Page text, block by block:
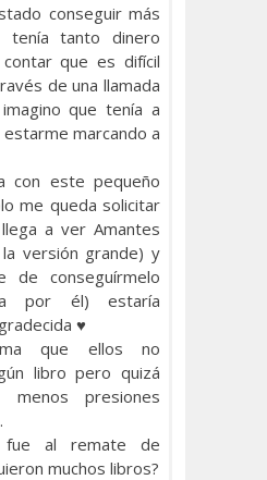
conseguir más
tenía tanto dinero
que es difícil
de una llamada
que tenía a
marcando a
con este pequeño
me queda solicitar
a ver Amantes
versión grande) y
de conseguírmelo
por él) estaría
♥
que ellos no
libro pero quizá
presiones
fue al remate de
muchos libros?